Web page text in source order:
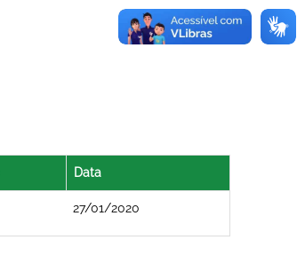
Data
27/01/2020